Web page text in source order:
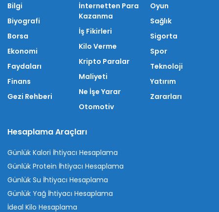
Bilgi
Biyografi
Borsa
Ekonomi
Faydaları
Finans
Gezi Rehberi
İnternetten Para
Kazanma
İş Fikirleri
Kilo Verme
Kripto Paralar
Maliyeti
Ne İşe Yarar
Otomotiv
Oyun
Sağlık
Sigorta
Spor
Teknoloji
Yatırım
Zararları
Hesaplama Araçları
Günlük Kalori İhtiyacı Hesaplama
Günlük Protein İhtiyacı Hesaplama
Günlük Su İhtiyacı Hesaplama
Günlük Yağ İhtiyacı Hesaplama
İdeal Kilo Hesaplama